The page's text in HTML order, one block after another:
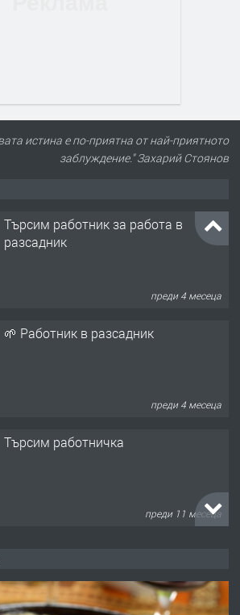
истина е по-приятна от най-приятното
заблуждение." Захарий Стоянов
🌱 Работник в разсадник
преди 4 месеца
Търсим работничка
преди 11 месеца
Продава употребявани чисти и
преди 1 година